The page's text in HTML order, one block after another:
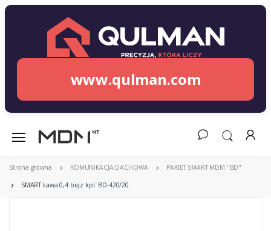
www.qulman.com
Strona główna KOMUNIKACJA DACHOWA PAKIET SMART MDM "BD"
SMART Ława 0,4 brąz kpl. BD-420/20